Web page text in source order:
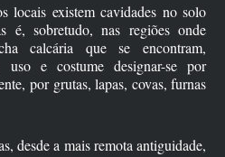
locais existem cavidades no solo
é, sobretudo, nas regiões onde
calcária que se encontram,
uso e costume designar-se por
por grutas, lapas, covas, furnas
desde a mais remota antiguidade,